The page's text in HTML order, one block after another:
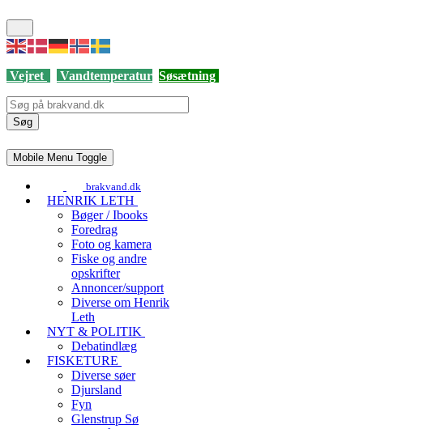
Vejret Vandtemperatur Søsætning
Søg
Mobile Menu Toggle
brakvand.dk
HENRIK LETH
Bøger / Ibooks
Foredrag
Foto og kamera
Fiske og andre
opskrifter
Annoncer/support
Diverse om Henrik
Leth
NYT & POLITIK
Debatindlæg
FISKETURE
Diverse søer
Djursland
Fyn
Glenstrup Sø